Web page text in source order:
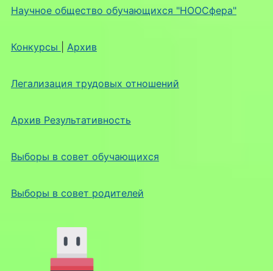
Научное общество обучающихся "НООСфера"
Конкурсы Архив
Легализация трудовых отношений
Архив Результативность
Выборы в совет обучающихся
Выборы в совет родителей